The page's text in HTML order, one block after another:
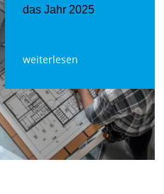
das Jahr 2025
weiterlesen